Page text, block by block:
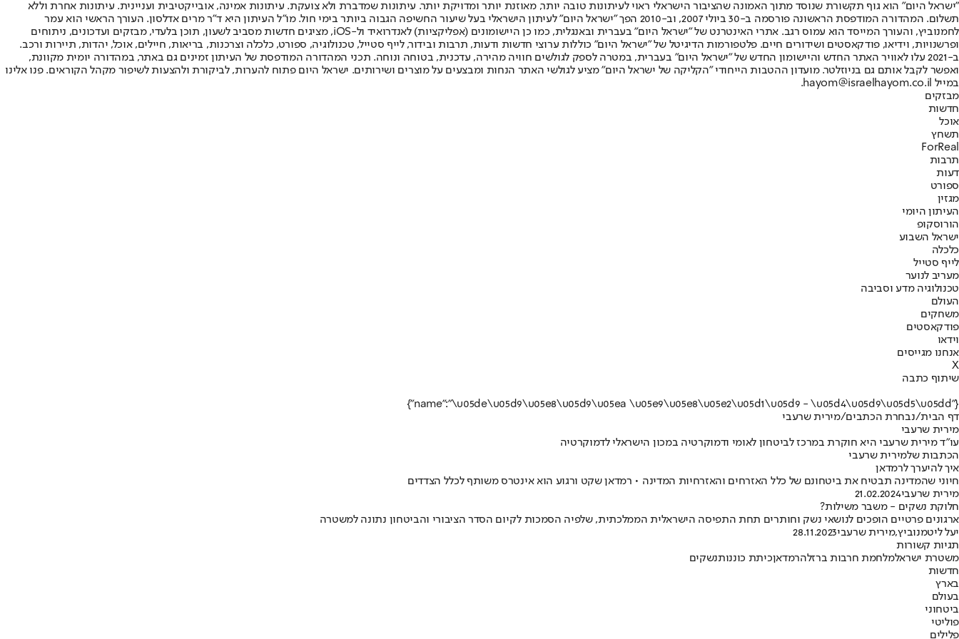
"ישראל היום" הוא גוף תקשורת שנוסד מתוך האמונה שהציבור הישראלי ראוי לעיתונות טובה יותר, מאוזנת יותר ומדויקת יותר. עיתונות שמדברת ולא צועקת. עיתונות אמינה, אובייקטיבית ועניינית. עיתונות אחרת וללא
תשלום. המהדורה המודפסת הראשונה פורסמה ב-30 ביולי 2007, וב-2010 הפך "ישראל היום" לעיתון הישראלי בעל שיעור החשיפה הגבוה ביותר בימי חול. מו"ל העיתון היא ד"ר מרים אדלסון. העורך הראשי הוא עמר
לחמנוביץ, והעורך המייסד הוא עמוס רגב. אתרי האינטרנט של "ישראל היום" בעברית ובאנגלית, כמו כן היישומונים (אפליקציות) לאנדרואיד ול-iOS, מציגים חדשות מסביב לשעון, תוכן בלעדי, מבזקים ועדכונים, ניתוחים
ופרשנויות, וידיאו, פודקאסטים ושידורים חיים. פלטפורמות הדיגיטל של "ישראל היום" כוללות ערוצי חדשות ודעות, תרבות ובידור, לייף סטייל, טכנולוגיה, ספורט, כלכלה וצרכנות, בריאות, חיילים, אוכל, יהדות, תיירות ורכב.
ב-2021 עלו לאוויר האתר החדש והיישומון החדש של "ישראל היום" בעברית, במטרה לספק לגולשים חוויה מהירה, עדכנית, בטוחה ונוחה. תכני המהדורה המודפסת של העיתון זמינים גם באתר, במהדורה יומית מקוונת,
ואפשר לקבל אותם גם בניוזלטר. מועדון ההטבות הייחודי "הקליקה של ישראל היום" מציע לגולשי האתר הנחות ומבצעים על מוצרים ושירותים. ישראל היום פתוח להערות, לביקורת ולהצעות לשיפור מקהל הקוראים. פנו אלינו
במייל hayom@israelhayom.co.il.
מבזקים
חדשות
אוכל
תשחץ
ForReal
תרבות
דעות
ספורט
מגזין
העיתון היומי
הורוסקופ
ישראל השבוע
כלכלה
לייף סטייל
מעריב לנוער
טכנולוגיה מדע וסביבה
העולם
משחקים
פודקאסטים
וידאו
אנחנו מגייסים
X
שיתוף כתבה
{"name":"\u05de\u05d9\u05e8\u05d9\u05ea \u05e9\u05e8\u05e2\u05d1\u05d9 - \u05d4\u05d9\u05d5\u05dd"}
דף הבית/נבחרת הכתבים/מירית שרעבי
מירית שרעבי
עו"ד מירית שרעבי היא חוקרת במרכז לביטחון לאומי ודמוקרטיה במכון הישראלי לדמוקרטיה
הכתבות שלמירית שרעבי
איך להיערך לרמדאן
חיוני שהמדינה תבטיח את ביטחונם של כלל האזרחים והאזרחיות המדינה • רמדאן שקט ורגוע הוא אינטרס משותף לכלל הצדדים
מירית שרעבי21.02.2024
חלוקת נשקים - משבר משילות?
ארגונים פרטיים הופכים לנושאי נשק וחותרים תחת התפיסה הישראלית הממלכתית, שלפיה הסמכות לקיום הסדר הציבורי והביטחון נתונה למשטרה
יעל ליטמנוביץ,מירית שרעבי28.11.2023
תגיות קשורות
משטרת ישראלמלחמת חרבות ברזלהרמדאןכיתת כוננותנשקים
חדשות
בארץ
בעולם
ביטחוני
פוליטי
פלילים